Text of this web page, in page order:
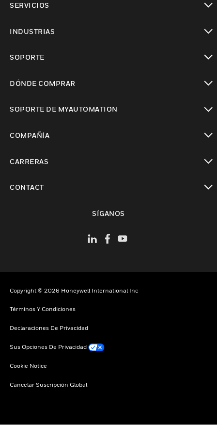
SERVICIOS
INDUSTRIAS
SOPORTE
DÓNDE COMPRAR
SOPORTE DE MYAUTOMATION
COMPAÑÍA
CARRERAS
CONTACT
SÍGANOS
Copyright © 2026 Honeywell International Inc
Términos Y Condiciones
Declaraciones De Privacidad
Sus Opciones De Privacidad
Cookie Notice
Cancelar Suscripción Global